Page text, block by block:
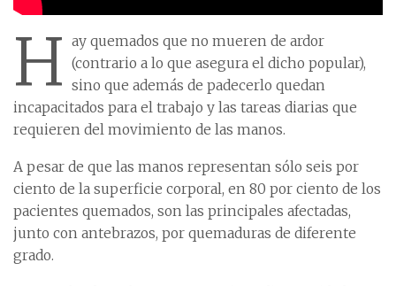
H ay quemados que no mueren de ardor
(contrario a lo que asegura el dicho popular),
sino que además de padecerlo quedan
incapacitados para el trabajo y las tareas diarias que
requieren del movimiento de las manos.
A pesar de que las manos representan sólo seis por
ciento de la superficie corporal, en 80 por ciento de los
pacientes quemados, son las principales afectadas,
junto con antebrazos, por quemaduras de diferente
grado.